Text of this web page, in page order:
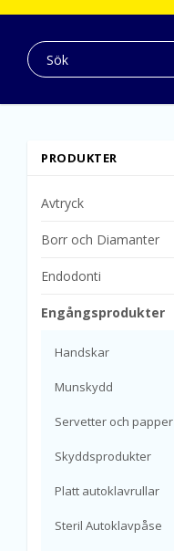
PRODUKTER
Avtryck
Borr och Diamanter
Endodonti
Engångsprodukter
Handskar
Munskydd
Servetter och papper
Skyddsprodukter
Platt autoklavrullar
Steril Autoklavpåse